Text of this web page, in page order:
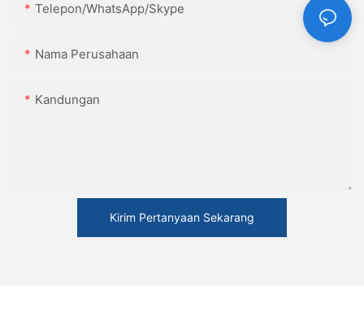
Telepon/WhatsApp/Skype
Nama Perusahaan
Kandungan
Kirim Pertanyaan Sekarang